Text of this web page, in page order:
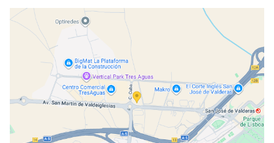
martes
09:30 - 20:00
miércoles
09:30 - 20:00
jueves
09:30 - 20:00
viernes
09:30 - 20:00
sábado
09:30 - 14:00
cerrado actualmente
domingo
cerrado actualmente